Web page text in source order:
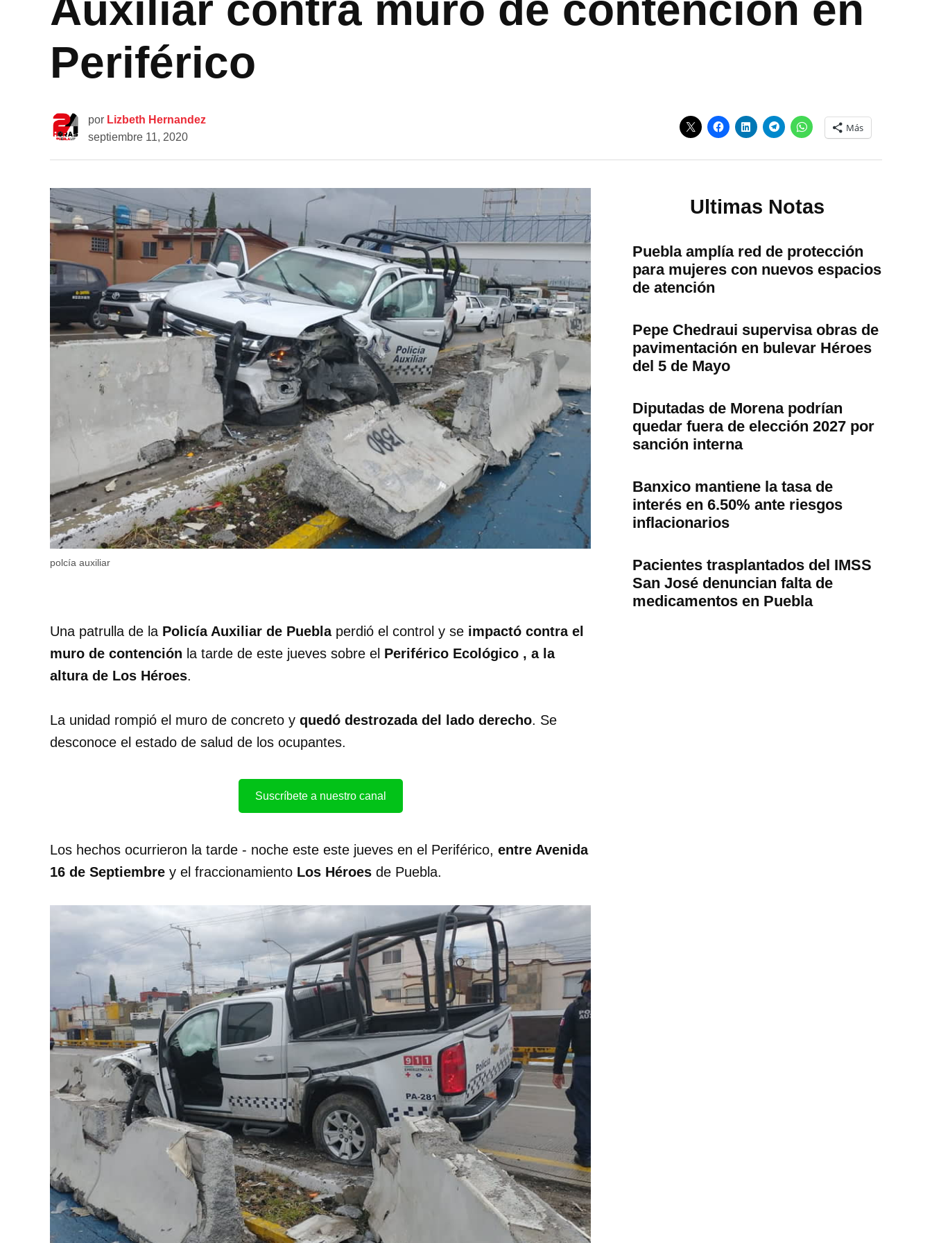
Periférico
por Lizbeth Hernandez
septiembre 11, 2020
Más
polcía auxiliar
Una patrulla de la Policía Auxiliar de Pueblaperdió el control y se impactó contra el
muro de contención la tarde de este jueves sobre el Periférico Ecológico , a la
altura de Los Héroes.
La unidad rompió el muro de concreto y quedó destrozada del lado derecho. Se
desconoce el estado de salud de los ocupantes.
Suscríbete a nuestro canal
Los hechos ocurrieron la tarde - noche este este jueves en el Periférico, entre Avenida
16 de Septiembre y el fraccionamiento Los Héroes de Puebla.
Ultimas Notas
Puebla amplía red de protección
para mujeres con nuevos espacios
de atención
Pepe Chedraui supervisa obras de
pavimentación en bulevar Héroes
del 5 de Mayo
Diputadas de Morena podrían
quedar fuera de elección 2027 por
sanción interna
Banxico mantiene la tasa de
interés en 6.50% ante riesgos
inflacionarios
Pacientes trasplantados del IMSS
San José denuncian falta de
medicamentos en Puebla